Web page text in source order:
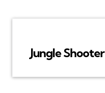
Jungle Shooter